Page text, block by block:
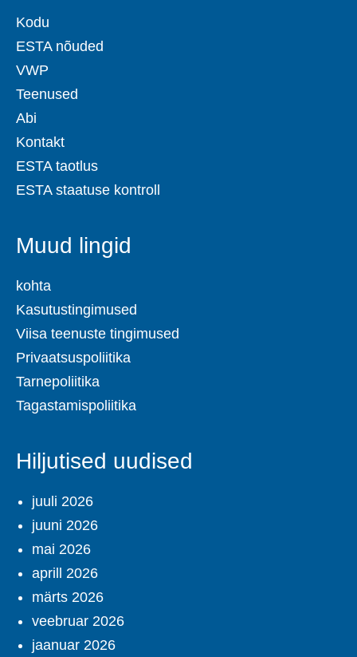
Kodu
ESTA nõuded
VWP
Teenused
Abi
Kontakt
ESTA taotlus
ESTA staatuse kontroll
Muud lingid
kohta
Kasutustingimused
Viisa teenuste tingimused
Privaatsuspoliitika
Tarnepoliitika
Tagastamispoliitika
Hiljutised uudised
juuli 2026
juuni 2026
mai 2026
aprill 2026
märts 2026
veebruar 2026
jaanuar 2026